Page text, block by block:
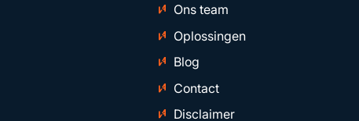
Ons team
Oplossingen
Blog
Contact
Disclaimer